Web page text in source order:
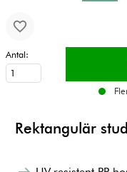
Antal:
Rektangulär